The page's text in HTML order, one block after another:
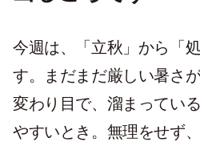
今週は、「立秋」から「
す。まだまだ厳しい暑さ
変わり目で、溜まってい
やすいとき。無理をせず